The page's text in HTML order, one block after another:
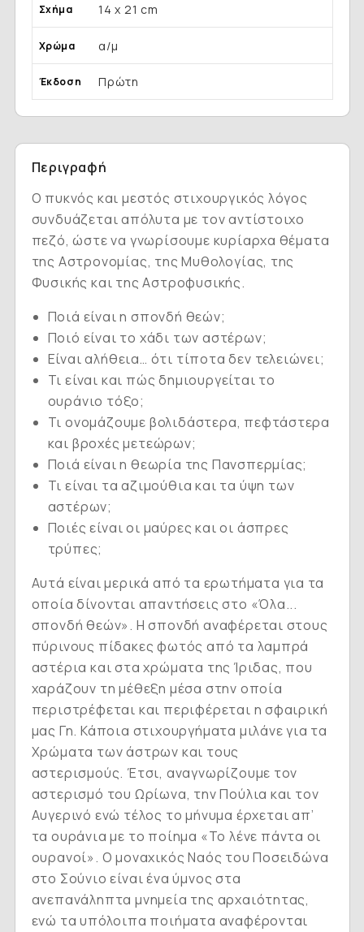
Σχήμα 14 x 21 cm
Χρώμα α/μ
Έκδοση Πρώτη
Περιγραφή
Ο πυκνός και μεστός στιχουργικός λόγος
συνδυάζεται απόλυτα με τον αντίστοιχο
πεζό, ώστε να γνωρίσουμε κυρίαρχα θέματα
της Αστρονομίας, της Μυθολογίας, της
Φυσικής και της Αστροφυσικής.
Ποιά είναι η σπονδή θεών;
Ποιό είναι το χάδι των αστέρων;
Είναι αλήθεια… ότι τίποτα δεν τελειώνει;
Τι είναι και πώς δημιουργείται το
ουράνιο τόξο;
Τι ονομάζουμε βολιδάστερα, πεφτάστερα
και βροχές μετεώρων;
Ποιά είναι η θεωρία της Πανσπερμίας;
Τι είναι τα αζιμούθια και τα ύψη των
αστέρων;
Ποιές είναι οι μαύρες και οι άσπρες
τρύπες;
Αυτά είναι μερικά από τα ερωτήματα για τα
οποία δίνονται απαντήσεις στο «Όλα...
σπονδή θεών». Η σπονδή αναφέρεται στους
πύρινους πίδακες φωτός από τα λαμπρά
αστέρια και στα χρώματα της Ίριδας, που
χαράζουν τη μέθεξη μέσα στην οποία
περιστρέφεται και περιφέρεται η σφαιρική
μας Γη. Κάποια στιχουργήματα μιλάνε για τα
Χρώματα των άστρων και τους
αστερισμούς. Έτσι, αναγνωρίζουμε τον
αστερισμό του Ωρίωνα, την Πούλια και τον
Αυγερινό ενώ τέλος το μήνυμα έρχεται απ’
τα ουράνια με το ποίημα «Το λένε πάντα οι
ουρανοί». Ο μοναχικός Ναός του Ποσειδώνα
στο Σούνιο είναι ένα ύμνος στα
ανεπανάληπτα μνημεία της αρχαιότητας,
ενώ τα υπόλοιπα ποιήματα αναφέρονται